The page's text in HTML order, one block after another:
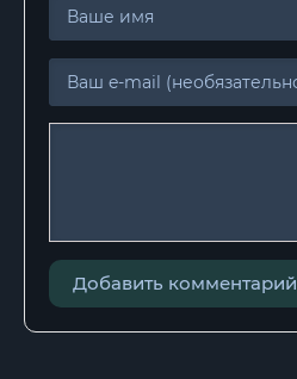
Добавить комментарий